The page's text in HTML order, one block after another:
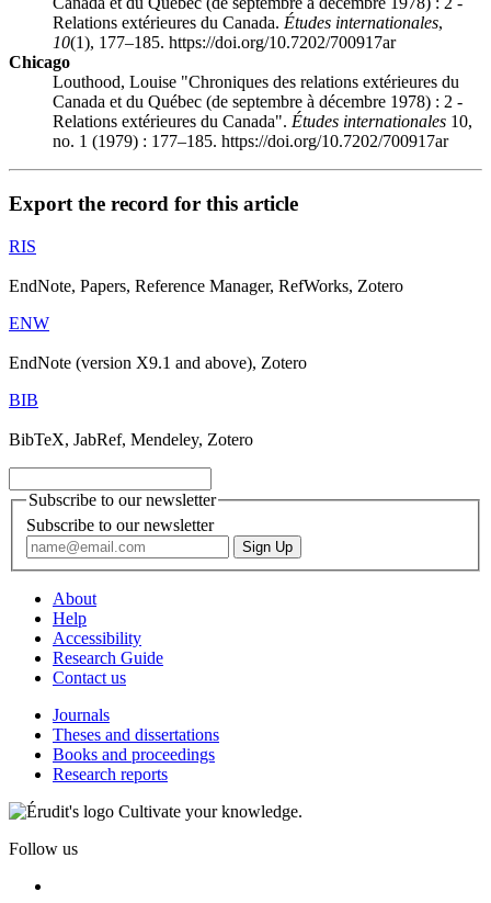
Relations extérieures du Canada. Études internationales,
10(1), 177–185. https://doi.org/10.7202/700917ar
Chicago
Louthood, Louise "Chroniques des relations extérieures du
Canada et du Québec (de septembre à décembre 1978) : 2 -
Relations extérieures du Canada". Études internationales 10,
no. 1 (1979) : 177–185. https://doi.org/10.7202/700917ar
Export the record for this article
RIS
EndNote, Papers, Reference Manager, RefWorks, Zotero
ENW
EndNote (version X9.1 and above), Zotero
BIB
BibTeX, JabRef, Mendeley, Zotero
Subscribe to our newsletter
Subscribe to our newsletter
About
Help
Accessibility
Research Guide
Contact us
Journals
Theses and dissertations
Books and proceedings
Research reports
Cultivate your knowledge.
Follow us